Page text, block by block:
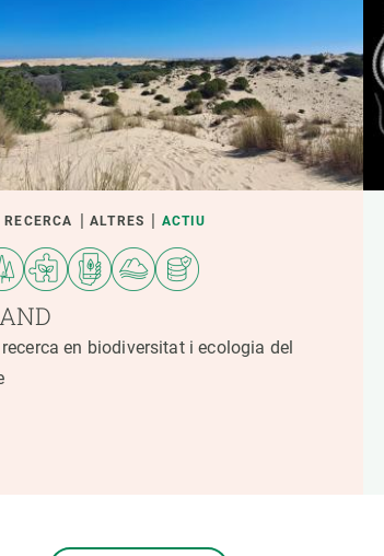
ALTRES ACTIU
recerca en biodiversitat i ecologia del